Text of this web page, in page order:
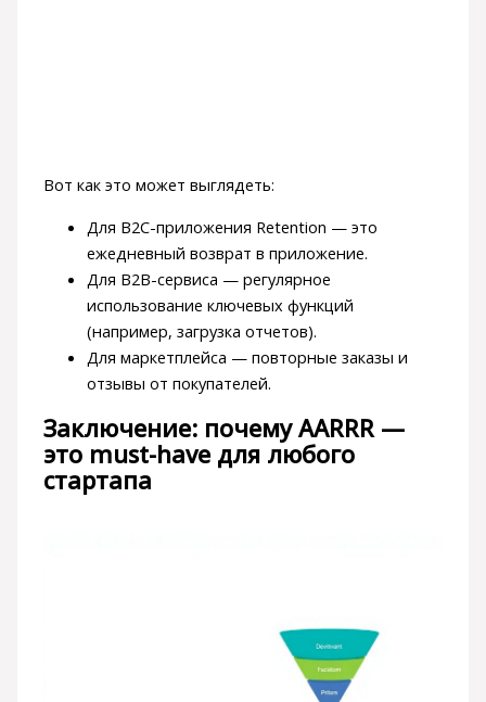
Вот как это может выглядеть:
Для B2C-приложения Retention — это
ежедневный возврат в приложение.
Для B2B-сервиса — регулярное
использование ключевых функций
(например, загрузка отчетов).
Для маркетплейса — повторные заказы и
отзывы от покупателей.
Заключение: почему AARRR —
это must-have для любого
стартапа